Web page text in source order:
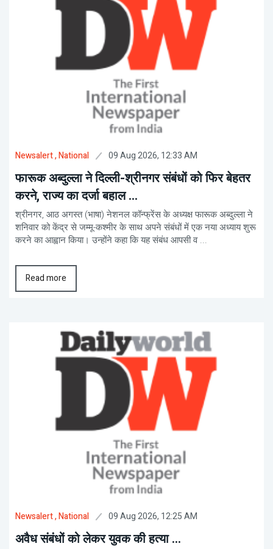
Newsalert, National 09 Aug 2026, 12:33 AM
फारूक अब्दुल्ला ने दिल्ली-श्रीनगर संबंधों को फिर बेहतर
करने, राज्य का दर्जा बहाल ...
श्रीनगर, आठ अगस्त (भाषा) नेशनल कॉन्फ्रेंस के अध्यक्ष फारूक अब्दुल्ला ने
शनिवार को केंद्र से जम्मू-कश्मीर के साथ अपने संबंधों में एक नया अध्याय शुरू
करने का आह्वान किया। उन्होंने कहा कि यह संबंध आपसी व ...
Read more
Newsalert, National 09 Aug 2026, 12:25 AM
अवैध संबंधों को लेकर युवक की हत्या ...